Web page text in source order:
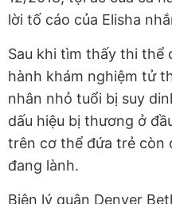
lời tố cáo của Elisha
Sau khi tìm thấy thi thể
hành khám nghiệm tử
nhân nhỏ tuổi bị suy
dấu hiệu bị thương ở
trên cơ thể đứa trẻ còn
đang lành.
Biện lý quận Denver